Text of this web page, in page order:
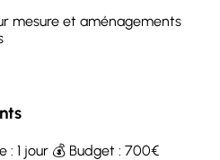
mesure et aménagements
: 1 jour 💰 Budget : 700€